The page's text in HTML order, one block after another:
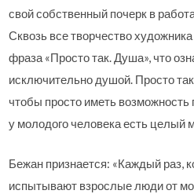
свой собственный почерк в
Сквозь все творчество
фраза «Просто так. Душа», что
исключительно душой. Просто
чтобы просто иметь возможность
у молодого человека есть целый
Бежан признается: «Каждый раз,
испытывают взрослые люди от